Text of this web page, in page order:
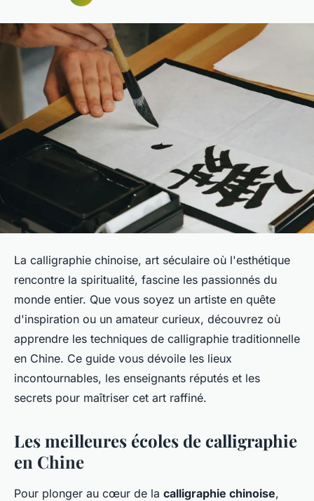
La calligraphie chinoise, art séculaire où l'esthétique
rencontre la spiritualité, fascine les passionnés du
monde entier. Que vous soyez un artiste en quête
d'inspiration ou un amateur curieux, découvrez où
apprendre les techniques de calligraphie traditionnelle
en Chine. Ce guide vous dévoile les lieux
incontournables, les enseignants réputés et les
secrets pour maîtriser cet art raffiné.
Les meilleures écoles de calligraphie
en Chine
Pour plonger au cœur de la calligraphie chinoise,